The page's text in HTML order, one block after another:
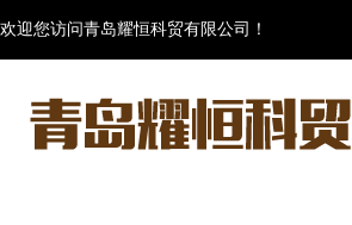
欢迎您访问青岛耀恒科贸有限公司！